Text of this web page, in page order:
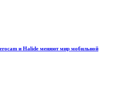
и Halide меняют мир мобильной